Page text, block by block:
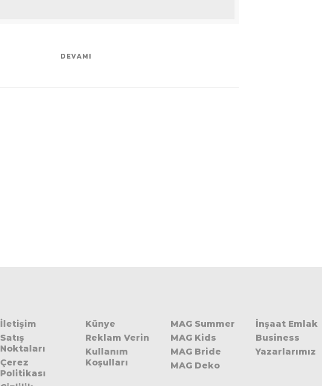
DEVAMI
İletişim
Satış
Noktaları
Çerez
Politikası
Künye
Reklam Verin
Kullanım
Koşulları
MAG Summer
MAG Kids
MAG Bride
MAG Deko
İnşaat Emlak
Business
Yazarlarımız